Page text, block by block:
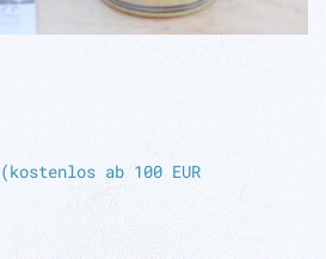
ab 100 EUR